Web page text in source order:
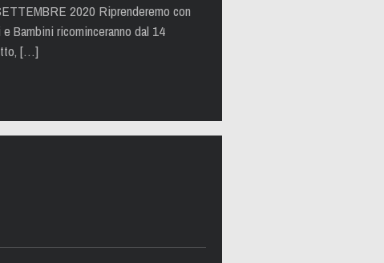
2020 Riprenderemo con
Bambini ricominceranno dal 14
[…]